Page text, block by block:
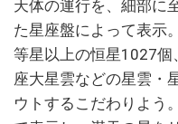
天体の運行を、細部に
た星座盤によって表示
等星以上の恒星1027個
座大星雲などの星雲・
ウトするこだわりよう